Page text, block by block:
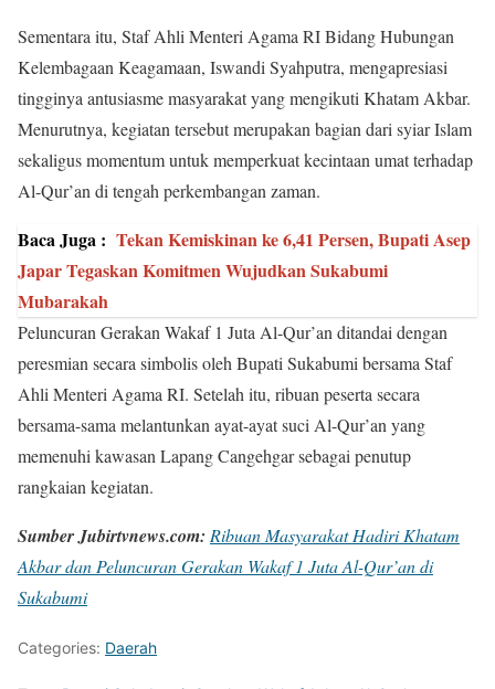
Sementara itu, Staf Ahli Menteri Agama RI Bidang Hubungan
Kelembagaan Keagamaan, Iswandi Syahputra, mengapresiasi
tingginya antusiasme masyarakat yang mengikuti Khatam Akbar.
Menurutnya, kegiatan tersebut merupakan bagian dari syiar Islam
sekaligus momentum untuk memperkuat kecintaan umat terhadap
Al-Qur’an di tengah perkembangan zaman.
Baca Juga : Tekan Kemiskinan ke 6,41 Persen, Bupati Asep
Japar Tegaskan Komitmen Wujudkan Sukabumi
Mubarakah
Peluncuran Gerakan Wakaf 1 Juta Al-Qur’an ditandai dengan
peresmian secara simbolis oleh Bupati Sukabumi bersama Staf
Ahli Menteri Agama RI. Setelah itu, ribuan peserta secara
bersama-sama melantunkan ayat-ayat suci Al-Qur’an yang
memenuhi kawasan Lapang Cangehgar sebagai penutup
rangkaian kegiatan.
Sumber Jubirtvnews.com: Ribuan Masyarakat Hadiri Khatam
Akbar dan Peluncuran Gerakan Wakaf 1 Juta Al-Qur’an di
Sukabumi
Categories: Daerah